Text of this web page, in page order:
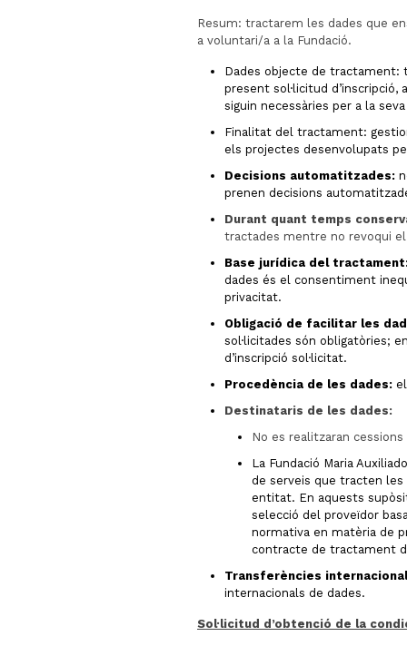
Resum: tractarem les dades que
a voluntari/a a la Fundació.
Dades objecte de tractament:
present sol·licitud
siguin necessàries per a la
Finalitat del tractament:
els projectes desenvolupats
Decisions automatitzades:
prenen decisions
Durant quant temps
tractades mentre no revoqui
Base jurídica del
dades és el consentiment
privacitat.
Obligació de facilitar les
sol·licitades són obligatòries;
d’inscripció sol·licitat.
Procedència de les dades:
Destinataris de les dades:
No es realitzaran
La Fundació Maria
de serveis que tracten
entitat. En aquests
selecció del proveïdor
normativa en matèria de
contracte de tractament
Transferències
internacionals de dades.
Sol·licitud d’obtenció de la